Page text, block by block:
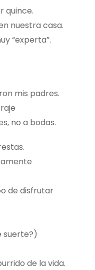
quince.
nuestra casa.
“experta”.
mis padres.
no a bodas.
de disfrutar
suerte?)
de la vida.